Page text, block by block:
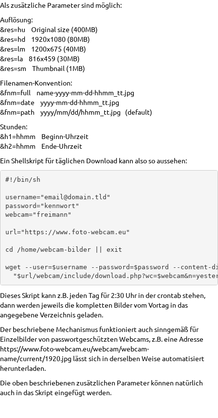
Als zusätzliche Parameter sind möglich:
Auflösung:
&res=hu Original size (400MB)
&res=hd 1920x1080 (80MB)
&res=lm 1200x675 (40MB)
&res=la 816x459 (30MB)
&res=sm Thumbnail (1MB)
Filenamen-Konvention:
&fnm=full name-yyyy-mm-dd-hhmm_tt.jpg
&fnm=date yyyy-mm-dd-hhmm_tt.jpg
&fnm=path yyyy/mm/dd/hhmm_tt.jpg (default)
Stunden:
&h1=hhmm Beginn-Uhrzeit
&h2=hhmm Ende-Uhrzeit
Ein Shellskript für täglichen Download kann also so aussehen:
#!/bin/sh
username="email@domain.tld"
password="kennwort"
webcam="freimann"
url="https://www.foto-webcam.eu"
cd /home/webcam-bilder || exit
wget --user=$username --password=$password --
Dieses Skript kann z.B. jeden Tag für 2:30 Uhr in der crontab stehen,
dann werden jeweils die kompletten Bilder vom Vortag in das
angegebene Verzeichnis geladen.
Der beschriebene Mechanismus funktioniert auch sinngemäß für
Einzelbilder von passwortgeschützten Webcams, z.B. eine Adresse
https://www.foto-webcam.eu/webcam/webcam-
name/current/1920.jpg lässt sich in derselben Weise automatisiert
herunterladen.
Die oben beschriebenen zusätzlichen Parameter können natürlich
auch in das Skript eingefügt werden.